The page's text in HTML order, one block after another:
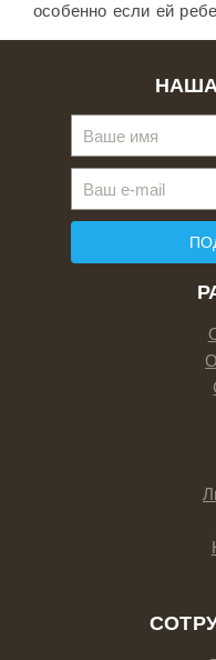
особенно если ей